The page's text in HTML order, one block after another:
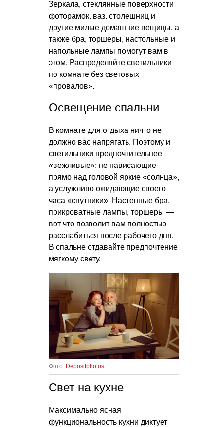
Зеркала, стеклянные поверхности
фоторамок, ваз, столешниц и
другие милые домашние вещицы, а
также бра, торшеры, настольные и
напольные лампы помогут вам в
этом. Распределяйте светильники
по комнате без световых
«провалов».
Освещение спальни
В комнате для отдыха ничто не
должно вас напрягать. Поэтому и
светильники предпочтительнее
«вежливые»: не нависающие
прямо над головой яркие «солнца»,
а услужливо ожидающие своего
часа «спутники». Настенные бра,
прикроватные лампы, торшеры —
вот что позволит вам полностью
расслабиться после рабочего дня.
В спальне отдавайте предпочтение
мягкому свету.
Фото: Depositphotos
Свет на кухне
Максимально ясная
функциональность кухни диктует